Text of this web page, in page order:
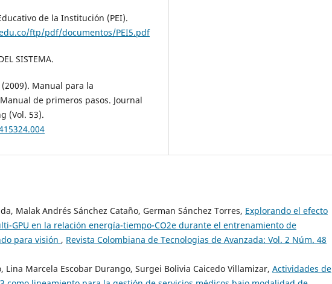
de la Institución (PEI).
ftp/pdf/documentos/PEI5.pdf
SISTEMA.
(2009). Manual para la
de primeros pasos. Journal
(Vol. 53).
Malak Andrés Sánchez Cataño, German Sánchez Torres, Explorando el efecto
GPU en la relación energía-tiempo-CO2e durante el entrenamiento de
para visión , Revista Colombiana de Tecnologias de Avanzada: Vol. 2 Núm. 48
Lina Marcela Escobar Durango, Surgei Bolivia Caicedo Villamizar, Actividades de